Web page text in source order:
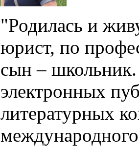
"Родилась и
юрист, по
сын –
электронных
литературных